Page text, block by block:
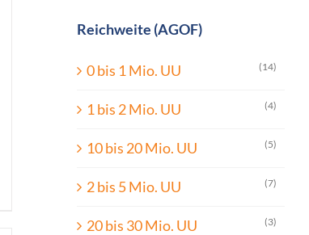
Reichweite (AGOF)
0 bis 1 Mio. UU (14)
1 bis 2 Mio. UU (4)
10 bis 20 Mio. UU (5)
2 bis 5 Mio. UU (7)
20 bis 30 Mio. UU (3)